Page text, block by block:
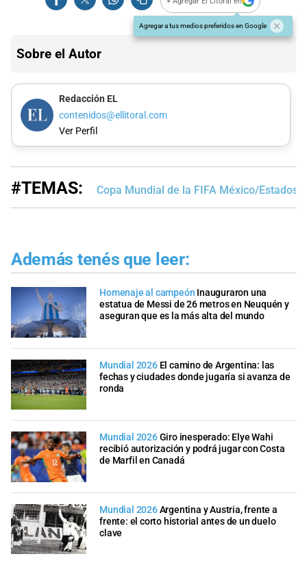
Agregar a tus medios preferidos en Google
Sobre el Autor
Redacción EL
contenidos@ellitoral.com
Ver Perfil
#TEMAS: Copa Mundial de la FIFA México/Estados
Además tenés que leer:
Homenaje al campeón Inauguraron una
estatua de Messi de 26 metros en Neuquén y
aseguran que es la más alta del mundo
Mundial 2026 El camino de Argentina: las
fechas y ciudades donde jugaría si avanza de
ronda
Mundial 2026Giro inesperado: Elye Wahi
recibió autorización y podrá jugar con Costa
de Marfil en Canadá
Mundial 2026Argentina y Austria, frente a
frente: el corto historial antes de un duelo
clave